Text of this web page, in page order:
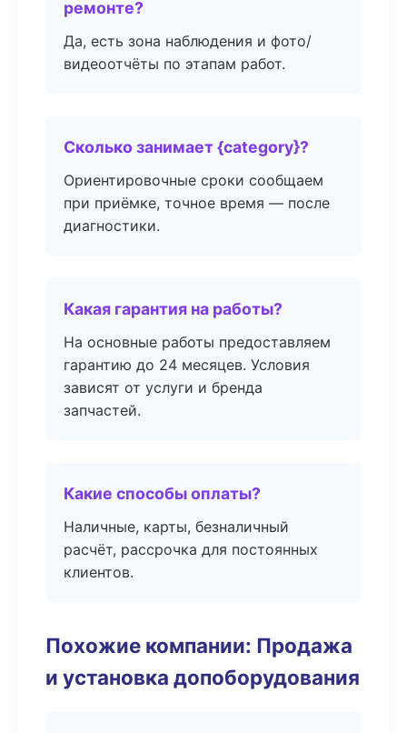
ремонте?
Да, есть зона наблюдения и фото/
видеоотчёты по этапам работ.
Сколько занимает {category}?
Ориентировочные сроки сообщаем
при приёмке, точное время — после
диагностики.
Какая гарантия на работы?
На основные работы предоставляем
гарантию до 24 месяцев. Условия
зависят от услуги и бренда
запчастей.
Какие способы оплаты?
Наличные, карты, безналичный
расчёт, рассрочка для постоянных
клиентов.
Похожие компании: Продажа
и установка допоборудования